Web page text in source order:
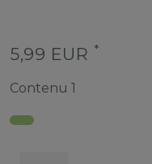
5,99 EUR *
Contenu 1